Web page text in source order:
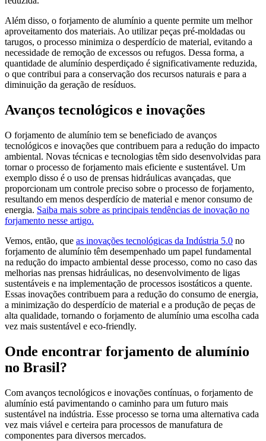
Além disso, o forjamento de alumínio a quente permite um melhor
aproveitamento dos materiais. Ao utilizar peças pré-moldadas ou
tarugos, o processo minimiza o desperdício de material, evitando a
necessidade de remoção de excessos ou refugos. Dessa forma, a
quantidade de alumínio desperdiçado é significativamente reduzida,
o que contribui para a conservação dos recursos naturais e para a
diminuição da geração de resíduos.
Avanços tecnológicos e inovações
O forjamento de alumínio tem se beneficiado de avanços
tecnológicos e inovações que contribuem para a redução do impacto
ambiental. Novas técnicas e tecnologias têm sido desenvolvidas para
tornar o processo de forjamento mais eficiente e sustentável. Um
exemplo disso é o uso de prensas hidráulicas avançadas, que
proporcionam um controle preciso sobre o processo de forjamento,
resultando em menos desperdício de material e menor consumo de
energia. Saiba mais sobre as principais tendências de inovação no
forjamento nesse artigo.
Vemos, então, que as inovações tecnológicas da Indústria 5.0 no
forjamento de alumínio têm desempenhado um papel fundamental
na redução do impacto ambiental desse processo, como no caso das
melhorias nas prensas hidráulicas, no desenvolvimento de ligas
sustentáveis e na implementação de processos isostáticos a quente.
Essas inovações contribuem para a redução do consumo de energia,
a minimização do desperdício de material e a produção de peças de
alta qualidade, tornando o forjamento de alumínio uma escolha cada
vez mais sustentável e eco-friendly.
Onde encontrar forjamento de alumínio
no Brasil?
Com avanços tecnológicos e inovações contínuas, o forjamento de
alumínio está pavimentando o caminho para um futuro mais
sustentável na indústria. Esse processo se torna uma alternativa cada
vez mais viável e certeira para processos de manufatura de
componentes para diversos mercados.